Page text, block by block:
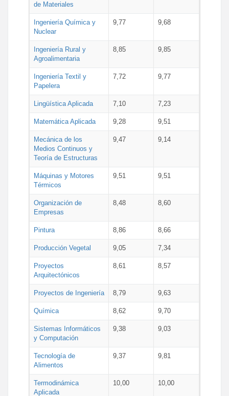
de Materiales
Ingeniería Química y
Nuclear
9,77 9,68
Ingeniería Rural y
Agroalimentaria
8,85 9,85
Ingeniería Textil y
Papelera
7,72 9,77
Lingüística Aplicada 7,10 7,23
Matemática Aplicada 9,28 9,51
Mecánica de los
Medios Continuos y
Teoría de Estructuras
9,47 9,14
Máquinas y Motores
Térmicos
9,51 9,51
Organización de
Empresas
8,48 8,60
Pintura 8,86 8,66
Producción Vegetal 9,05 7,34
Proyectos
Arquitectónicos
8,61 8,57
Proyectos de Ingeniería 8,79 9,63
Química 8,62 9,70
Sistemas Informáticos
y Computación
9,38 9,03
Tecnología de
Alimentos
9,37 9,81
Termodinámica
Aplicada
10,00 10,00